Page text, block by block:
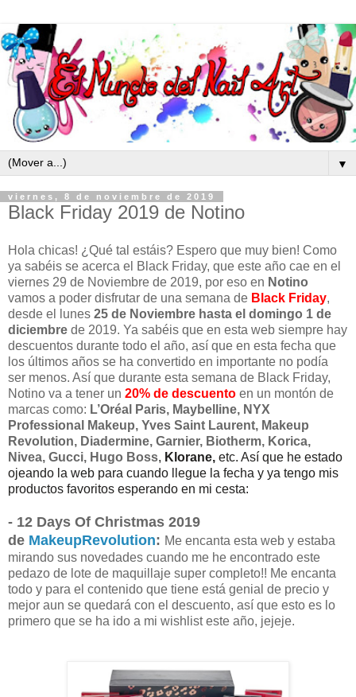
▼
viernes, 8 de noviembre de 2019
Black Friday 2019 de Notino
Hola chicas! ¿Qué tal estáis? Espero que muy bien! Como
ya sabéis se acerca el Black Friday, que este año cae en el
viernes 29 de Noviembre de 2019, por eso en Notino
vamos a poder disfrutar de una semana de Black Friday,
desde el lunes 25 de Noviembre hasta el domingo 1 de
diciembre de 2019. Ya sabéis que en esta web siempre hay
descuentos durante todo el año, así que en esta fecha que
los últimos años se ha convertido en importante no podía
ser menos. Así que durante esta semana de Black Friday,
Notino va a tener un 20% de descuento en un montón de
marcas como: L’Oréal Paris, Maybelline, NYX
Professional Makeup, Yves Saint Laurent, Makeup
Revolution, Diadermine, Garnier, Biotherm, Korica,
Nivea, Gucci, Hugo Boss, Klorane, etc. Así que he estado
ojeando la web para cuando llegue la fecha y ya tengo mis
productos favoritos esperando en mi cesta:
- 12 Days Of Christmas 2019
de MakeupRevolution: Me encanta esta web y estaba
mirando sus novedades cuando me he encontrado este
pedazo de lote de maquillaje super completo!! Me encanta
todo y para el contenido que tiene está genial de precio y
mejor aun se quedará con el descuento, así que esto es lo
primero que se ha ido a mi wishlist este año, jejeje.